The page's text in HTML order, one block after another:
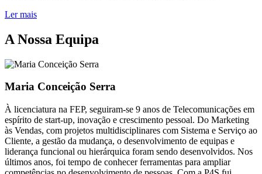
Ler mais
A Nossa Equipa
Maria Conceição Serra
À licenciatura na FEP, seguiram-se 9 anos de Telecomunicações em
espírito de start-up, inovação e crescimento pessoal. Do Marketing
às Vendas, com projetos multidisciplinares com Sistema e Serviço ao
Cliente, a gestão da mudança, o desenvolvimento de equipas e
liderança funcional ou hierárquica foram sendo desenvolvidos. Nos
últimos anos, foi tempo de conhecer ferramentas para ampliar